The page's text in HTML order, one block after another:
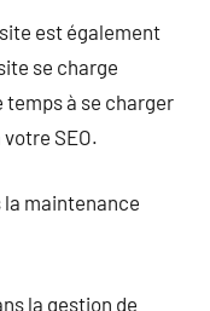
est également
se charge
temps à se charger
SEO.
la maintenance
la gestion de